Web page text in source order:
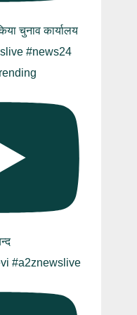
चुनाव कार्यालय
#news24
#a2znewslive